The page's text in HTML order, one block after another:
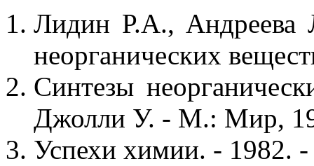
Лидин Р.А.,
неорганических
Синтезы
Джолли У. - М.: Мир,
Успехи химии. - 1982.